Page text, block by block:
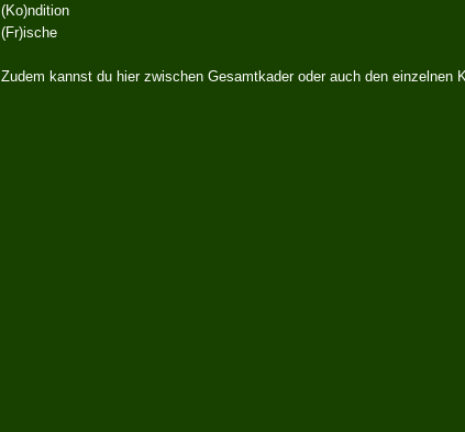
(Ko)ndition
(Fr)ische
Zudem kannst du hier zwischen Gesamtkader oder auch den einzelnen